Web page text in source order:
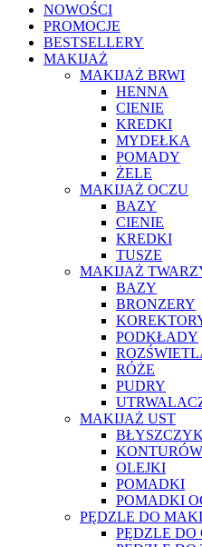
NOWOŚCI
PROMOCJE
BESTSELLERY
MAKIJAŻ
MAKIJAŻ BRWI
HENNA
CIENIE
KREDKI
MYDEŁKA
POMADY
ŻELE
MAKIJAŻ OCZU
BAZY
CIENIE
KREDKI
TUSZE
MAKIJAŻ
BAZY
BRONZERY
PODKŁADY
RÓŻE
PUDRY
MAKIJAŻ UST
OLEJKI
POMADKI
POMADKI
PĘDZLE DO
PĘDZLE DO